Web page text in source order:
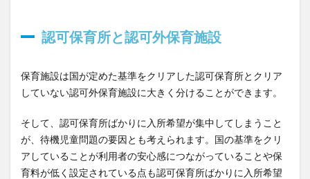
認可保育所と認可外保育施設
保育施設は国が定めた基準をクリアした認可保育所とクリア
していない認可外保育施設に大きく分けることができます。
そして、認可保育所ばかりに入所希望が集中してしまうこと
が、待機児童問題の要因とも考えられます。国の基準をクリ
アしていることが利用者の安心感につながっていることや保
育料が低く設定されている点も認可保育所ばかりに入所希望